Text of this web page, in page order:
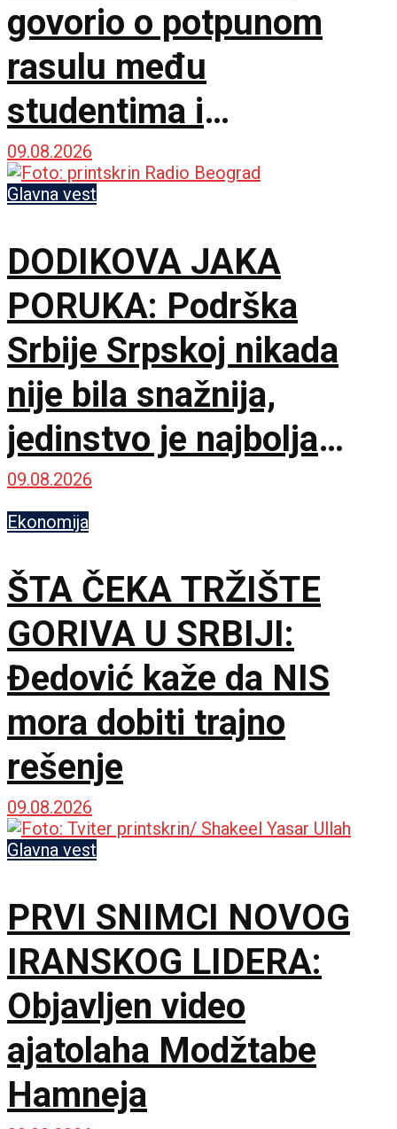
govorio o potpunom
rasulu među
studentima i
opozicijom: Neka nam
je Bog u pomoći
09.08.2026
Glavna vest
DODIKOVA JAKA
PORUKA: Podrška
Srbije Srpskoj nikada
nije bila snažnija,
jedinstvo je najbolja
garancija
09.08.2026
Ekonomija
ŠTA ČEKA TRŽIŠTE
GORIVA U SRBIJI:
Đedović kaže da NIS
mora dobiti trajno
rešenje
09.08.2026
Glavna vest
PRVI SNIMCI NOVOG
IRANSKOG LIDERA:
Objavljen video
ajatolaha Modžtabe
Hamneja